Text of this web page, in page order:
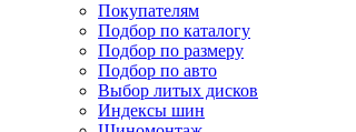
Покупателям
Подбор по каталогу
Подбор по размеру
Подбор по авто
Выбор литых дисков
Индексы шин